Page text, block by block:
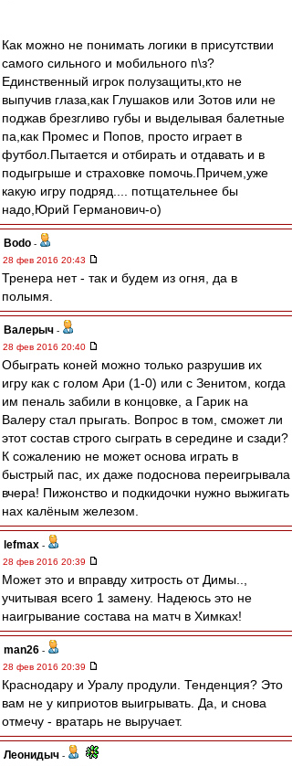
Как можно не понимать логики в присутствии
самого сильного и мобильного п\з?
Единственный игрок полузащиты,кто не
выпучив глаза,как Глушаков или Зотов или не
поджав брезгливо губы и выделывая балетные
па,как Промес и Попов, просто играет в
футбол.Пытается и отбирать и отдавать и в
подыгрыше и страховке помочь.Причем,уже
какую игру подряд.... потщательнее бы
надо,Юрий Германович-о)
Bodo -
28 фев 2016 20:43
Тренера нет - так и будем из огня, да в
полымя.
Валерыч -
28 фев 2016 20:40
Обыграть коней можно только разрушив их
игру как с голом Ари (1-0) или с Зенитом, когда
им пеналь забили в концовке, а Гарик на
Валеру стал прыгать. Вопрос в том, сможет ли
этот состав строго сыграть в середине и сзади?
К сожалению не может основа играть в
быстрый пас, их даже подоснова переигрывала
вчера! Пижонство и подкидочки нужно выжигать
нах калёным железом.
lefmax -
28 фев 2016 20:39
Может это и вправду хитрость от Димы..,
учитывая всего 1 замену. Надеюсь это не
наигрывание состава на матч в Химках!
man26 -
28 фев 2016 20:39
Краснодару и Уралу продули. Тенденция? Это
вам не у киприотов выигрывать. Да, и снова
отмечу - вратарь не выручает.
Леонидыч -